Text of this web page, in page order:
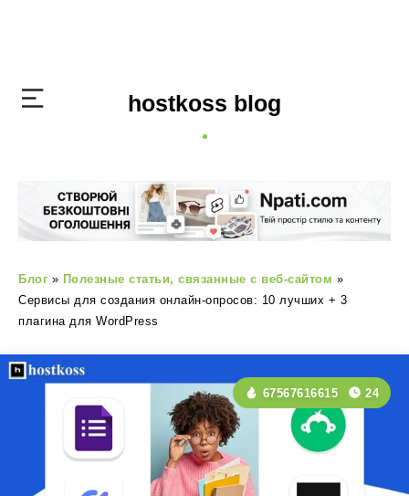
hostkoss blog
Блог » Полезные статьи, связанные с веб-сайтом »
Сервисы для создания онлайн-опросов: 10 лучших + 3
плагина для WordPress
67567616615 24